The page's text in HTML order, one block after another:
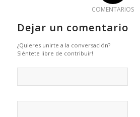
COMENTARIOS
Dejar un comentario
¿Quieres unirte a la conversación?
Siéntete libre de contribuir!